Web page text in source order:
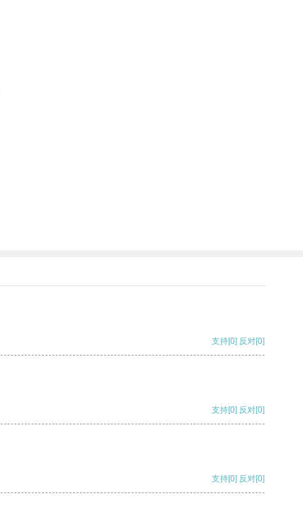
支持[0] 反对[0]
支持[0] 反对[0]
支持[0] 反对[0]